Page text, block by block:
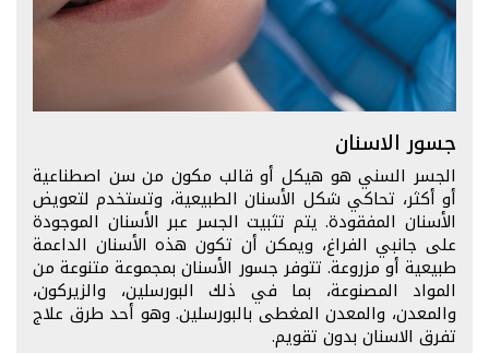
جسور الاسنان
الجسر السني هو هيكل أو قالب مكون من سن اصطناعية
أو أكثر، تحاكي شكل الأسنان الطبيعية، وتستخدم لتعويض
الأسنان المفقودة. يتم تثبيت الجسر عبر الأسنان الموجودة
على جانبي الفراغ، ويمكن أن تكون هذه الأسنان الداعمة
طبيعية أو مزروعة. تتوفر جسور الأسنان بمجموعة متنوعة من
المواد المصنوعة، بما في ذلك البورسلين، والزيركون،
والمعدن، والمعدن المغطى بالبورسلين. وهو أحد طرق علاج
تفرق الاسنان بدون تقويم.